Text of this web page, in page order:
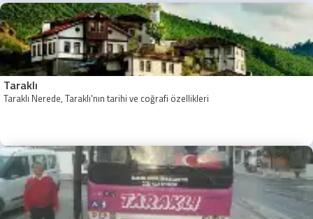
Taraklı
Taraklı Nerede, Taraklı'nın tarihi ve coğrafi özellikleri